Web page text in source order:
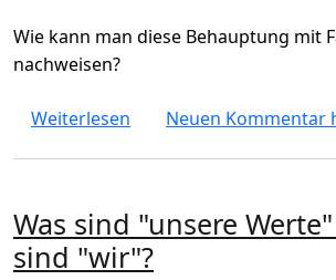
Wie kann man diese Behauptung mit
nachweisen?
Weiterlesen über Wegen Konzerne
Neuen Kommentar
Was sind "unsere
sind "wir"?